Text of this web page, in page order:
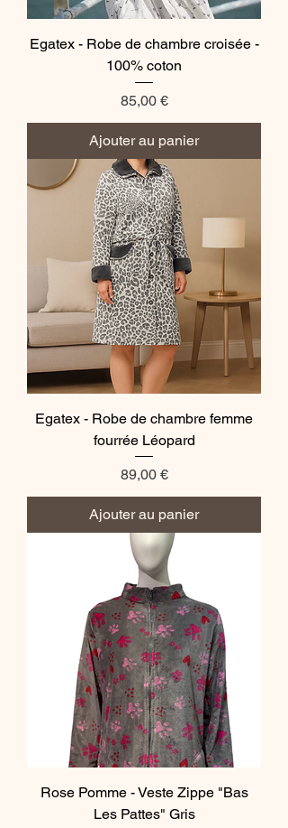
Egatex - Robe de chambre croisée -
100% coton
Prix
85,00 €
Ajouter au panier
Egatex - Robe de chambre femme
fourrée Léopard
Prix
89,00 €
Ajouter au panier
Rose Pomme - Veste Zippe "Bas
Les Pattes" Gris